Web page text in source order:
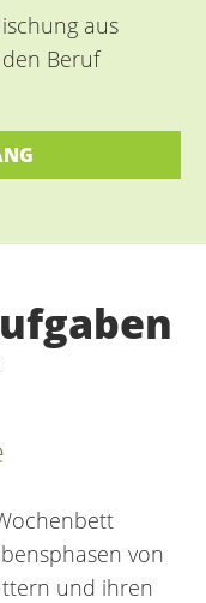
aus
Beruf
von
und ihren